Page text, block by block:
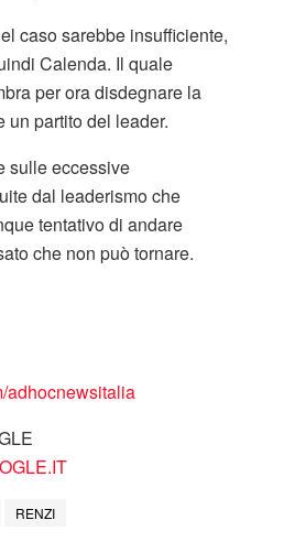
caso sarebbe insufficiente,
Calenda. Il quale
per ora disdegnare la
un partito del leader.
sulle eccessive
dal leaderismo che
tentativo di andare
che non può tornare.
adhocnewsitalia
RENZI